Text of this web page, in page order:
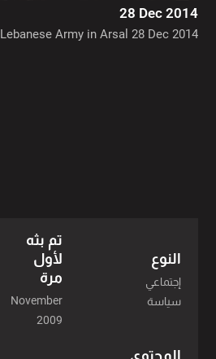
الموسم ١٨ - 34 حلقة
28 Dec 2014
Lebanese Army in Arsal 28 Dec 2014
النوع
إجتماعي
سياسة
تم بثه
لأول
مرة
November
2009
المحتوى